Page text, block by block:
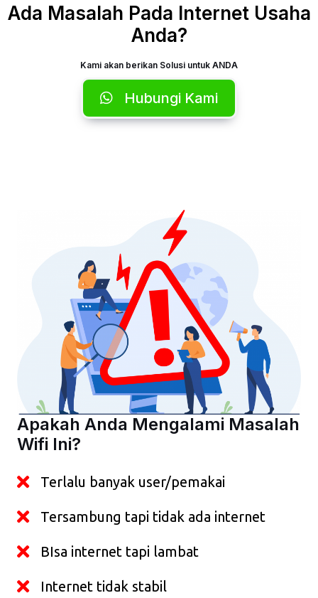
Ada Masalah Pada Internet Usaha
Anda?
Kami akan berikan Solusi untuk ANDA
Hubungi Kami
Apakah Anda Mengalami Masalah
Wifi Ini?
Terlalu banyak user/pemakai
Tersambung tapi tidak ada internet
BIsa internet tapi lambat
Internet tidak stabil